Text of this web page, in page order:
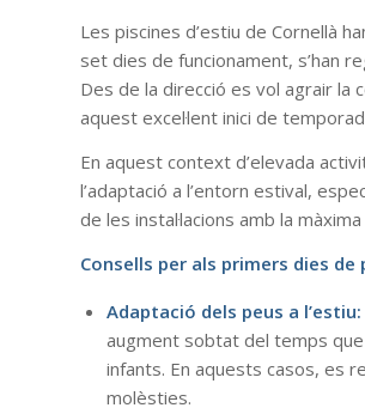
Les piscines d’estiu de Cornellà
set dies de funcionament, s’han
Des de la direcció es vol agrair la
aquest excel·lent inici de
En aquest context d’elevada
l’adaptació a l’entorn estival,
de les instal·lacions amb la
Consells per als primers dies de
Adaptació dels peus a l’estiu:
augment sobtat del temps
infants. En aquests casos, es
molèsties.